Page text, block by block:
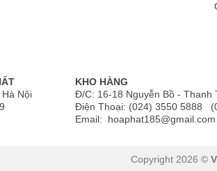
Nội
KHO HÀNG
Đ/C: 16-18 Nguyễn Bồ - Thanh
Điện Thoại: (024) 3550 5888
Email: hoaphat185@gmail.com
Copyright 2026 ©